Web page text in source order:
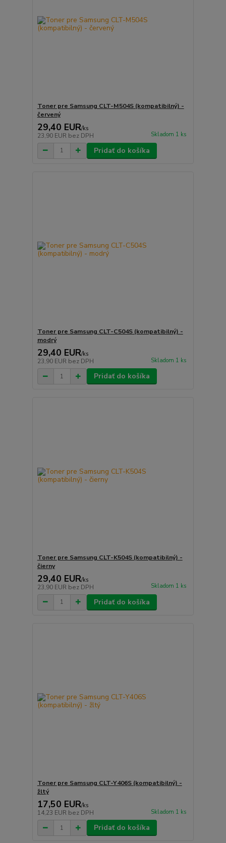
Toner pre Samsung CLT-M504S (kompatibilný) -
červený
29,40 EUR/ks
23,90 EUR bez DPH Skladom 1 ks
Pridať do košíka
Toner pre Samsung CLT-C504S (kompatibilný) -
modrý
29,40 EUR/ks
23,90 EUR bez DPH Skladom 1 ks
Pridať do košíka
Toner pre Samsung CLT-K504S (kompatibilný) -
čierny
29,40 EUR/ks
23,90 EUR bez DPH Skladom 1 ks
Pridať do košíka
Toner pre Samsung CLT-Y406S (kompatibilný) -
žltý
17,50 EUR/ks
14,23 EUR bez DPH Skladom 1 ks
Pridať do košíka